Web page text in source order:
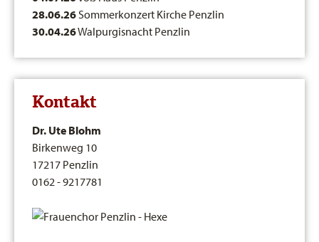
28.06.26 Sommerkonzert Kirche Penzlin
30.04.26Walpurgisnacht Penzlin
Kontakt
Dr. Ute Blohm
Birkenweg 10
17217 Penzlin
0162 - 9217781